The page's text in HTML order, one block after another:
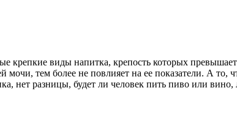
крепкие виды напитка, крепость которых
тем более не повлияет на ее показатели. А то,
нет разницы, будет ли человек пить пиво или вино,